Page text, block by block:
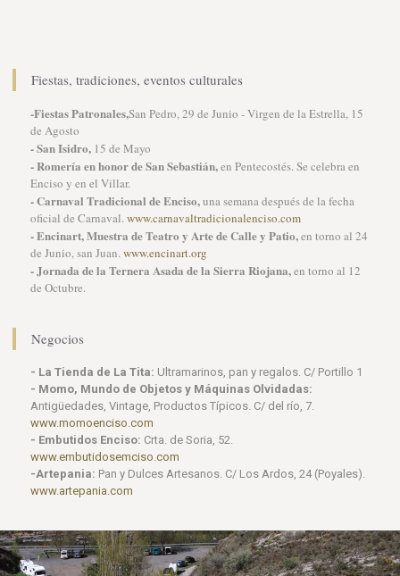
Fiestas, tradiciones, eventos culturales
-Fiestas Patronales,San Pedro, 29 de Junio - Virgen de la Estrella, 15
de Agosto
- San Isidro,15 de Mayo
- Romería en honor de San Sebastián,en Pentecostés. Se celebra en
Enciso y en el Villar.
- Carnaval Tradicional de Enciso,una semana después de la fecha
oficial de Carnaval. www.carnavaltradicionalenciso.com
- Encinart, Muestra de Teatro y Arte de Calle y Patio,en torno al 24
de Junio, san Juan. www.encinart.org
- Jornada de la Ternera Asada de la Sierra Riojana,en torno al 12
de Octubre.
Negocios
- La Tienda de La Tita: Ultramarinos, pan y regalos. C/ Portillo 1
- Momo, Mundo de Objetos y Máquinas Olvidadas:
Antigüedades, Vintage, Productos Típicos. C/ del río, 7.
www.momoenciso.com
- Embutidos Enciso: Crta. de Soria, 52.
www.embutidosemciso.com
-Artepania: Pan y Dulces Artesanos. C/ Los Ardos, 24 (Poyales).
www.artepania.com